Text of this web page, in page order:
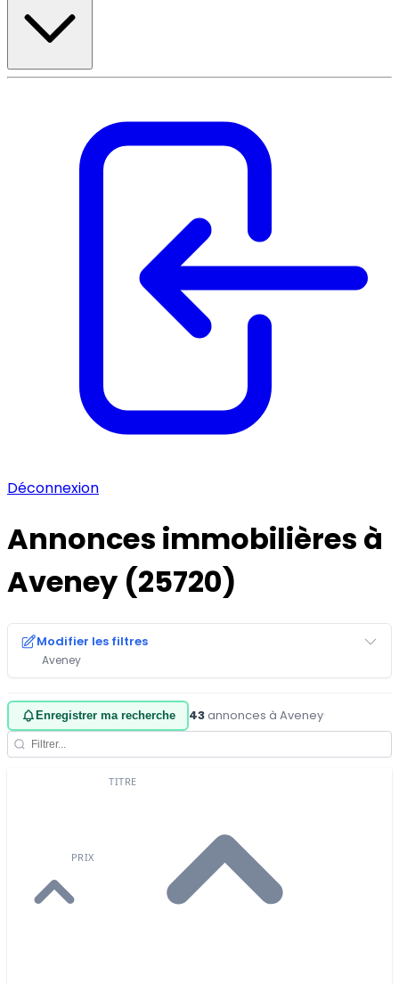
Déconnexion
Annonces immobilières à
Aveney (25720)
Modifier les filtres
Aveney
Enregistrer ma recherche 43annonces à Aveney·
PRIX
TITRE